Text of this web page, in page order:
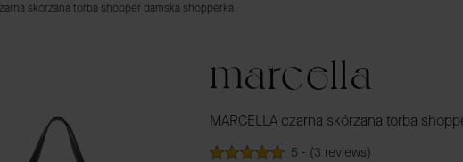
skórzana torba shopper damska shopperka
marcella
MARCELLA czarna skórzana torba
5 - (3 reviews)